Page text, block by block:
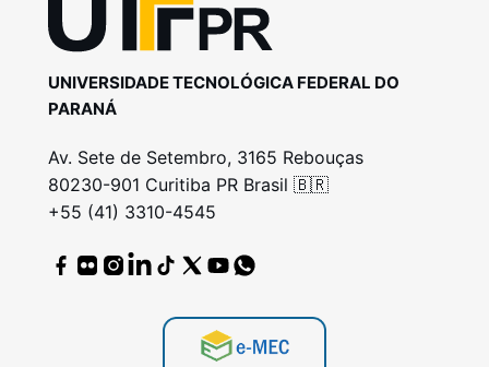
UNIVERSIDADE TECNOLÓGICA FEDERAL DO
PARANÁ
Av. Sete de Setembro, 3165 Rebouças
80230-901 Curitiba PR Brasil 🇧🇷
+55 (41) 3310-4545